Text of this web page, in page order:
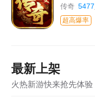
传奇 5477
超高爆率
最新上架
火热新游快来抢先体验